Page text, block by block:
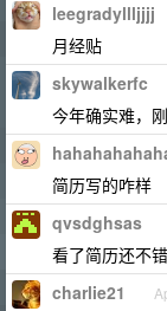
leegradyllljjjj
月经贴
skywalkerfc
今年确实难，
简历写的咋样
qvsdghsas
看了简历还不
charlie21